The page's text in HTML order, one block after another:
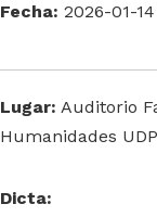
Fecha: 2026-01-
Lugar: Auditorio
Humanidades
Dicta: